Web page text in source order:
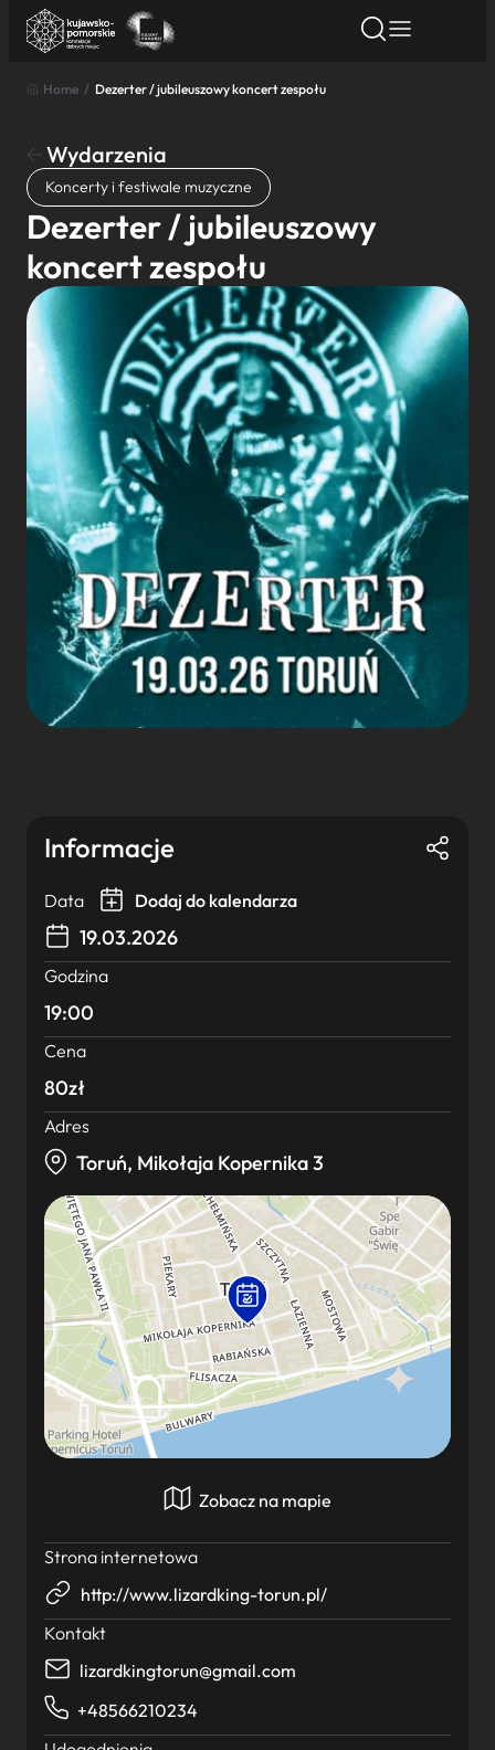
Znajdź atrakcję
Nazwa atrakcji
Miasto
Wyszukaj
Home / Dezerter / jubileuszowy koncert zespołu
Wydarzenia
Koncerty i festiwale muzyczne
Dezerter / jubileuszowy
koncert zespołu
Informacje
Data Dodaj do kalendarza
19.03.2026
Godzina
19:00
Cena
80zł
Adres
Toruń, Mikołaja Kopernika 3
Zobacz na mapie
Strona internetowa
http://www.lizardking-torun.pl/
Kontakt
lizardkingtorun@gmail.com
+48566210234